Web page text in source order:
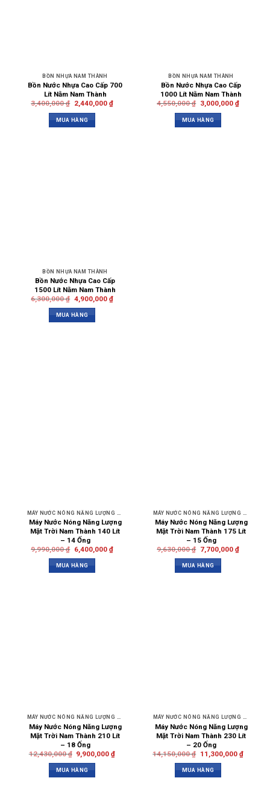
BỒN NHỰA NAM THÀNH
Bồn Nước Nhựa Cao Cấp 700
Lít Nằm Nam Thành
3,400,000₫ 2,440,000 ₫
MUA HÀNG
BỒN NHỰA NAM THÀNH
Bồn Nước Nhựa Cao Cấp
1000 Lít Nằm Nam Thành
4,550,000₫ 3,000,000 ₫
MUA HÀNG
BỒN NHỰA NAM THÀNH
Bồn Nước Nhựa Cao Cấp
1500 Lít Nằm Nam Thành
6,300,000₫ 4,900,000 ₫
MUA HÀNG
Máy Nước Nóng Năng Lượng
Mặt Trời Nam Thành 140 Lít
– 14 Ống
9,990,000₫ 6,400,000 ₫
MUA HÀNG
Máy Nước Nóng Năng Lượng
Mặt Trời Nam Thành 175 Lít
– 15 Ống
9,630,000₫ 7,700,000 ₫
MUA HÀNG
MÁY NƯỚC NÓNG NĂNG LƯỢNG MẶT TRỜI NAM THÀNH
Máy Nước Nóng Năng Lượng
Mặt Trời Nam Thành 210 Lít
– 18 Ống
12,430,000₫ 9,900,000₫
MUA HÀNG
MÁY NƯỚC NÓNG NĂNG LƯỢNG MẶT TRỜI NAM THÀNH
Máy Nước Nóng Năng Lượng
Mặt Trời Nam Thành 230 Lít
– 20 Ống
14,150,000₫ 11,300,000 ₫
MUA HÀNG